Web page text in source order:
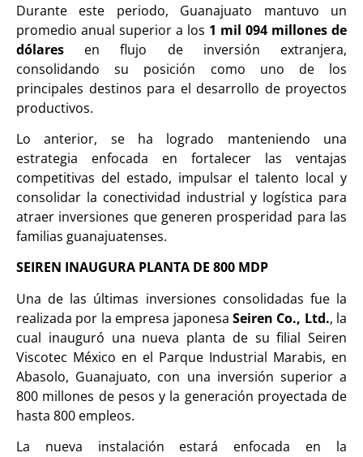
Durante este periodo, Guanajuato mantuvo un
promedio anual superior a los 1 mil 094 millones de
dólares en flujo de inversión extranjera,
consolidando su posición como uno de los
principales destinos para el desarrollo de proyectos
productivos.
Lo anterior, se ha logrado manteniendo una
estrategia enfocada en fortalecer las ventajas
competitivas del estado, impulsar el talento local y
consolidar la conectividad industrial y logística para
atraer inversiones que generen prosperidad para las
familias guanajuatenses.
SEIREN INAUGURA PLANTA DE 800 MDP
Una de las últimas inversiones consolidadas fue la
realizada por la empresa japonesa Seiren Co., Ltd., la
cual inauguró una nueva planta de su filial Seiren
Viscotec México en el Parque Industrial Marabis, en
Abasolo, Guanajuato, con una inversión superior a
800 millones de pesos y la generación proyectada de
hasta 800 empleos.
La nueva instalación estará enfocada en la